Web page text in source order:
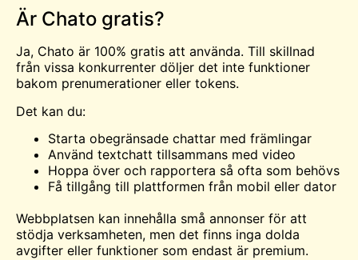
Är Chato gratis?
Ja, Chato är 100% gratis att använda. Till skillnad
från vissa konkurrenter döljer det inte funktioner
bakom prenumerationer eller tokens.
Det kan du:
Starta obegränsade chattar med främlingar
Använd textchatt tillsammans med video
Hoppa över och rapportera så ofta som behövs
Få tillgång till plattformen från mobil eller dator
Webbplatsen kan innehålla små annonser för att
stödja verksamheten, men det finns inga dolda
avgifter eller funktioner som endast är premium.